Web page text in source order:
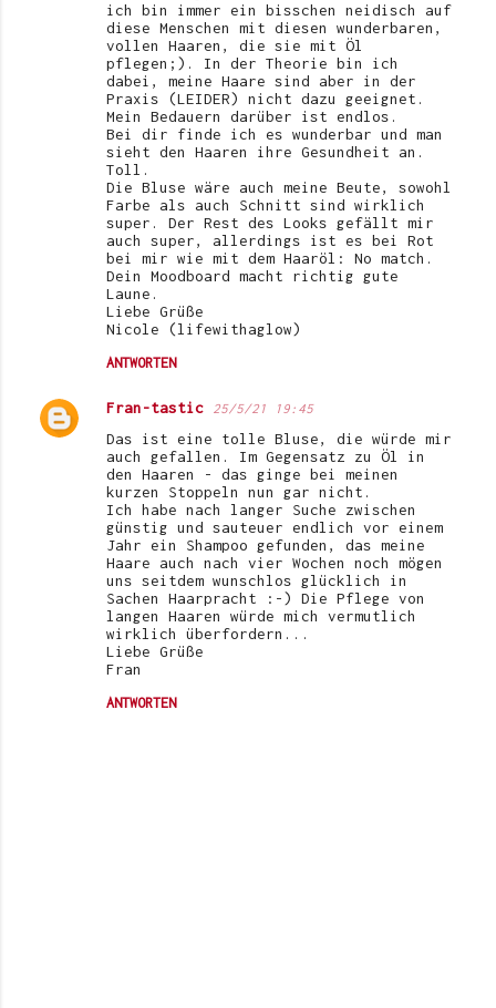
ich bin immer ein bisschen neidisch auf
diese Menschen mit diesen wunderbaren,
vollen Haaren, die sie mit Öl
pflegen;). In der Theorie bin ich
dabei, meine Haare sind aber in der
Praxis (LEIDER) nicht dazu geeignet.
Mein Bedauern darüber ist endlos.
Bei dir finde ich es wunderbar und man
sieht den Haaren ihre Gesundheit an.
Toll.
Die Bluse wäre auch meine Beute, sowohl
Farbe als auch Schnitt sind wirklich
super. Der Rest des Looks gefällt mir
auch super, allerdings ist es bei Rot
bei mir wie mit dem Haaröl: No match.
Dein Moodboard macht richtig gute
Laune.
Liebe Grüße
Nicole (lifewithaglow)
ANTWORTEN
Fran-tastic 25/5/21 19:45
Das ist eine tolle Bluse, die würde mir
auch gefallen. Im Gegensatz zu Öl in
den Haaren - das ginge bei meinen
kurzen Stoppeln nun gar nicht.
Ich habe nach langer Suche zwischen
günstig und sauteuer endlich vor einem
Jahr ein Shampoo gefunden, das meine
Haare auch nach vier Wochen noch mögen
uns seitdem wunschlos glücklich in
Sachen Haarpracht :-) Die Pflege von
langen Haaren würde mich vermutlich
wirklich überfordern...
Liebe Grüße
Fran
ANTWORTEN